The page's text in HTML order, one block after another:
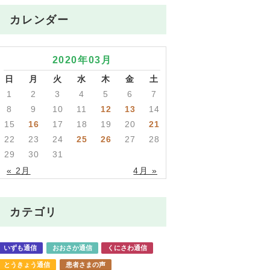
カレンダー
2020年03月
日 月 火 水 木 金 土
« 2月 4月 »
1 2 3 4 5 6
7
8
9 10 11 12 13
14
15
16 17 18 19 20
21
22
23 24 25 26 27
28
29
30 31
カテゴリ
いずも通信 おおさか通信 くにさわ通信
とうきょう通信 患者さまの声